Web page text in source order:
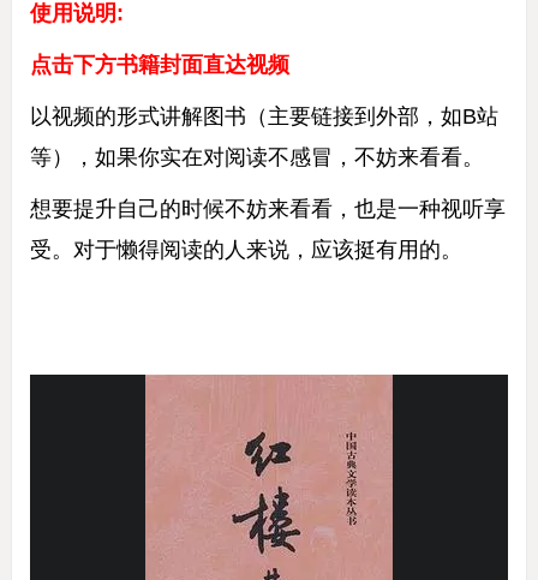
使用说明:
点击下方书籍封面直达视频
以视频的形式讲解图书（主要链接到外部，如B站
等），如果你实在对阅读不感冒，不妨来看看。
想要提升自己的时候不妨来看看，也是一种视听享
受。对于懒得阅读的人来说，应该挺有用的。